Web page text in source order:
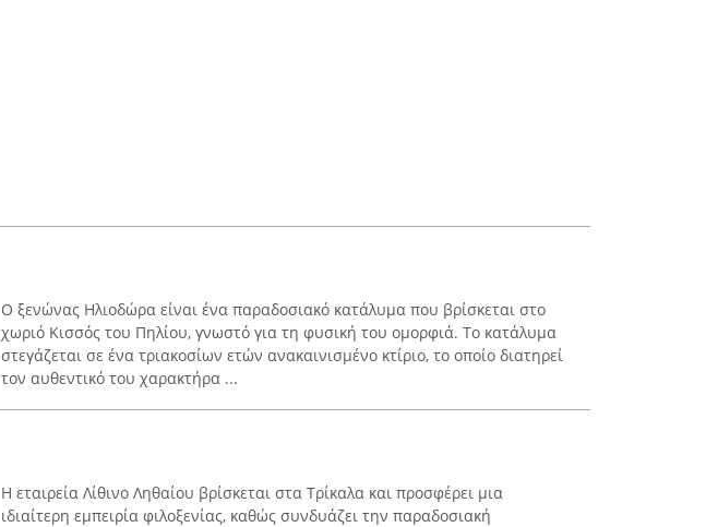
Ο ξενώνας Ηλιοδώρα είναι ένα παραδοσιακό κατάλυμα που βρίσκεται στο
χωριό Κισσός του Πηλίου, γνωστό για τη φυσική του ομορφιά. Το κατάλυμα
στεγάζεται σε ένα τριακοσίων ετών ανακαινισμένο κτίριο, το οποίο διατηρεί
τον αυθεντικό του χαρακτήρα ...
Η εταιρεία Λίθινο Ληθαίου βρίσκεται στα Τρίκαλα και προσφέρει μια
ιδιαίτερη εμπειρία φιλοξενίας, καθώς συνδυάζει την παραδοσιακή